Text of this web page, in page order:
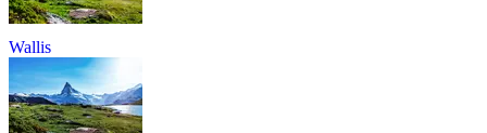
Wallis